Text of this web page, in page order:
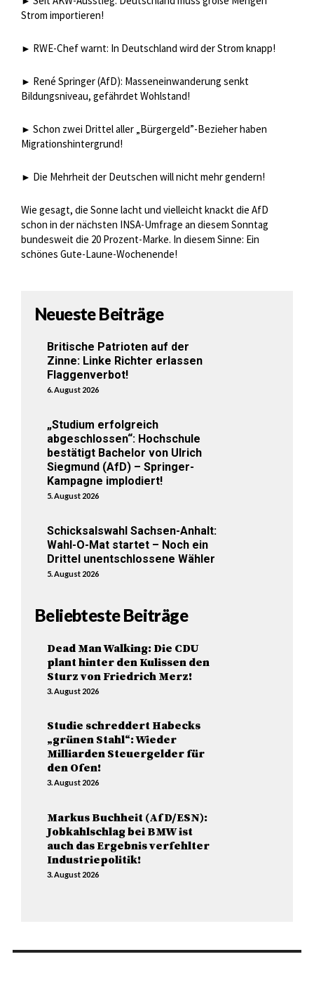
Strom importieren!
► RWE-Chef warnt: In Deutschland wird der Strom knapp!
► René Springer (AfD): Masseneinwanderung senkt
Bildungsniveau, gefährdet Wohlstand!
► Schon zwei Drittel aller „Bürgergeld”-Bezieher haben
Migrationshintergrund!
► Die Mehrheit der Deutschen will nicht mehr gendern!
Wie gesagt, die Sonne lacht und vielleicht knackt die AfD
schon in der nächsten INSA-Umfrage an diesem Sonntag
bundesweit die 20 Prozent-Marke. In diesem Sinne: Ein
schönes Gute-Laune-Wochenende!
Neueste Beiträge
Britische Patrioten auf der
Zinne: Linke Richter erlassen
Flaggenverbot!
6. August 2026
„Studium erfolgreich
abgeschlossen“: Hochschule
bestätigt Bachelor von Ulrich
Siegmund (AfD) – Springer-
Kampagne implodiert!
5. August 2026
Schicksalswahl Sachsen-Anhalt:
Wahl-O-Mat startet – Noch ein
Drittel unentschlossene Wähler
5. August 2026
Beliebteste Beiträge
Dead Man Walking: Die CDU
plant hinter den Kulissen den
Sturz von Friedrich Merz!
3. August 2026
Studie schreddert Habecks
„grünen Stahl“: Wieder
Milliarden Steuergelder für
den Ofen!
3. August 2026
Markus Buchheit (AfD/ESN):
Jobkahlschlag bei BMW ist
auch das Ergebnis verfehlter
Industriepolitik!
3. August 2026